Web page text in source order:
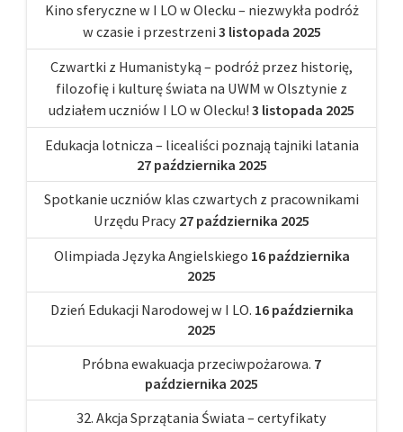
Kino sferyczne w I LO w Olecku – niezwykła podróż
w czasie i przestrzeni 3 listopada 2025
Czwartki z Humanistyką – podróż przez historię,
filozofię i kulturę świata na UWM w Olsztynie z
udziałem uczniów I LO w Olecku! 3 listopada 2025
Edukacja lotnicza – licealiści poznają tajniki latania
27 października 2025
Spotkanie uczniów klas czwartych z pracownikami
Urzędu Pracy 27 października 2025
Olimpiada Języka Angielskiego 16 października
2025
Dzień Edukacji Narodowej w I LO. 16 października
2025
Próbna ewakuacja przeciwpożarowa. 7
października 2025
32. Akcja Sprzątania Świata – certyfikaty